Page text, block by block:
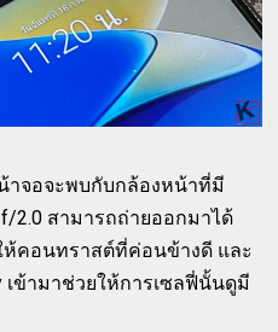
จอจะพบกับกล้องหน้าที่มี
2.0 สามารถถ่ายออกมาได้
คอนทราสต์ที่ค่อนข้างดี และ
เข้ามาช่วยให้การเซลฟี่นั้นดูมี